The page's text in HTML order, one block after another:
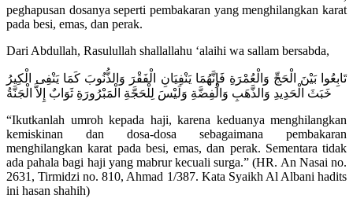
peghapusan dosanya seperti pembakaran yang menghilangkan karat
pada besi, emas, dan perak.
Dari Abdullah, Rasulullah shallallahu ‘alaihi wa sallam bersabda,
تَابِعُوا بَيْنَ الْحَجِّ وَالْعُمْرَةِ فَإِنَّهُمَا يَنْفِيَانِ الْفَقْرَ وَالذُّنُوبَ كَمَا يَنْفِى الْكِيرُ
خَبَثَ الْحَدِيدِ وَالذَّهَبِ وَالْفِضَّةِ وَلَيْسَ لِلْحَجَّةِ الْمَبْرُورَةِ ثَوَابٌ إِلاَّ الْجَنَّةُ
“Ikutkanlah umroh kepada haji, karena keduanya menghilangkan
kemiskinan dan dosa-dosa sebagaimana pembakaran
menghilangkan karat pada besi, emas, dan perak. Sementara tidak
ada pahala bagi haji yang mabrur kecuali surga.” (HR. An Nasai no.
2631, Tirmidzi no. 810, Ahmad 1/387. Kata Syaikh Al Albani hadits
ini hasan shahih)